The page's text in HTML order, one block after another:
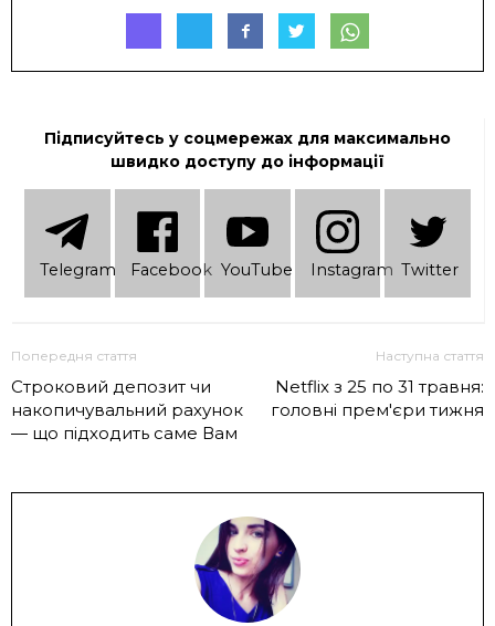
Підписуйтесь у соцмережах для максимально
швидко доступу до інформації
Telеgram Facebook YouTube Instagram Twitter
Попередня стаття
Строковий депозит чи
накопичувальний рахунок
— що підходить саме Вам
Наступна стаття
Netflix з 25 по 31 травня:
головні прем'єри тижня